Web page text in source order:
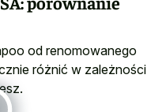
od renomowanego
różnić w zależności